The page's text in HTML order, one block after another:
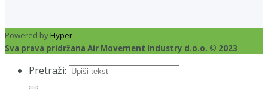
Powered byHyper
Sva prava pridržana Air Movement Industry d.o.o. © 2023
Pretraži: